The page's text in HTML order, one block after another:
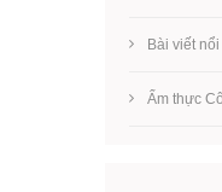
Bài viết
Ẩm thực